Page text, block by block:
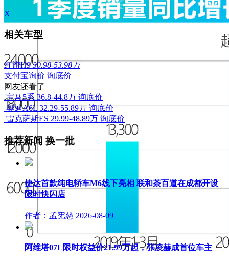
X
相关车型
红旗H9 30.98-53.98万
支付宝询价 询底价
网友还看了
宝马5系 36.8-44.8万 询底价
奥迪A6L 32.29-55.89万 询底价
雷克萨斯ES 29.99-48.89万 询底价
推荐新闻 换一批
捷达首款纯电轿车M6线下亮相 联和茶百道在成都开设
限时快闪店
作者：孟宪慈 2026-08-09
阿维塔07L限时权益价21.99万起，张凌赫成首位车主